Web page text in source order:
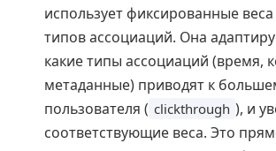
использует фиксированные
типов ассоциаций. Она
какие типы ассоциаций (время,
метаданные) приводят к
пользователя ( clickthrough ), и
соответствующие веса. Это